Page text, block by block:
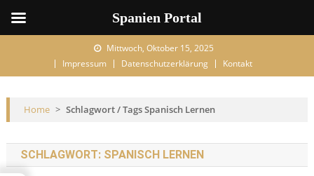
Mittwoch, Oktober 15, 2025
Impressum
Datenschutzerklärung Kontakt
Home > Schlagwort / Tags Spanisch Lernen
SCHLAGWORT: SPANISCH LERNEN
Spanien Portal